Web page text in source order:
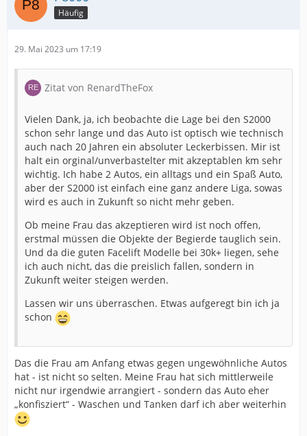
Häufig
29. Mai 2023 um 17:19
Zitat von RenardTheFox
Vielen Dank, ja, ich beobachte die Lage bei den S2000
schon sehr lange und das Auto ist optisch wie technisch
auch nach 20 Jahren ein absoluter Leckerbissen. Mir ist
halt ein orginal/unverbastelter mit akzeptablen km sehr
wichtig. Ich habe 2 Autos, ein alltags und ein Spaß Auto,
aber der S2000 ist einfach eine ganz andere Liga, sowas
wird es auch in Zukunft so nicht mehr geben.
Ob meine Frau das akzeptieren wird ist noch offen,
erstmal müssen die Objekte der Begierde tauglich sein.
Und da die guten Facelift Modelle bei 30k+ liegen, sehe
ich auch nicht, das die preislich fallen, sondern in
Zukunft weiter steigen werden.
Lassen wir uns überraschen. Etwas aufgeregt bin ich ja
schon
Das die Frau am Anfang etwas gegen ungewöhnliche Autos
hat - ist nicht so selten. Meine Frau hat sich mittlerweile
nicht nur irgendwie arrangiert - sondern das Auto eher
„konfisziert“ - Waschen und Tanken darf ich aber weiterhin